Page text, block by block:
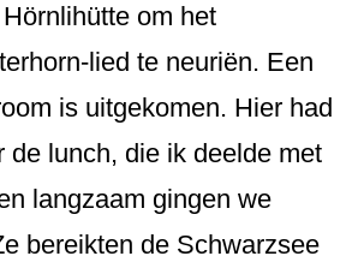
om het
lied te neuriën. Een
is uitgekomen. Hier had
de lunch, die ik deelde met
langzaam gingen we
bereikten de Schwarzsee